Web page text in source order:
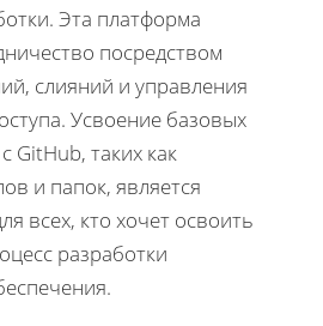
Эта платформа
посредством
слияний и управления
Усвоение базовых
GitHub, таких как
и папок, является
всех, кто хочет освоить
разработки